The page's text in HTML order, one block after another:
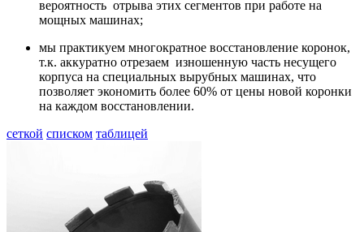
вероятность отрыва этих сегментов при работе на
мощных машинах;
мы практикуем многократное восстановление коронок,
т.к. аккуратно отрезаем изношенную часть несущего
корпуса на специальных вырубных машинах, что
позволяет экономить более 60% от цены новой коронки
на каждом восстановлении.
сеткой списком таблицей